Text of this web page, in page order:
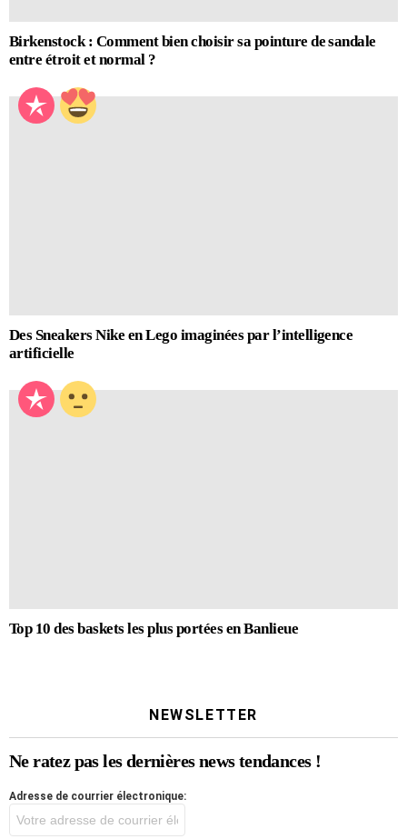
Birkenstock : Comment bien choisir sa pointure de sandale
entre étroit et normal ?
Des Sneakers Nike en Lego imaginées par l’intelligence
artificielle
Top 10 des baskets les plus portées en Banlieue
NEWSLETTER
Ne ratez pas les dernières news tendances !
Adresse de courrier électronique: